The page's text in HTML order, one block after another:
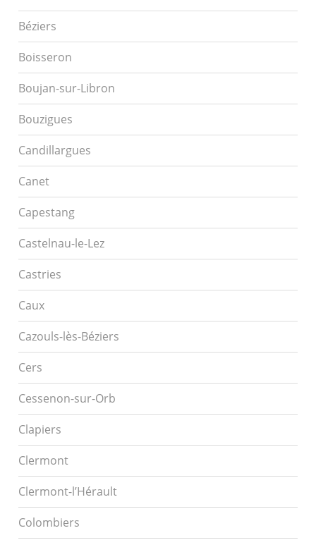
Béziers
Boisseron
Boujan-sur-Libron
Bouzigues
Candillargues
Canet
Capestang
Castelnau-le-Lez
Castries
Caux
Cazouls-lès-Béziers
Cers
Cessenon-sur-Orb
Clapiers
Clermont
Clermont-l’Hérault
Colombiers